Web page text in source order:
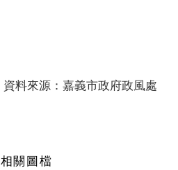
資料來源：嘉義市政府政風處
相關圖檔